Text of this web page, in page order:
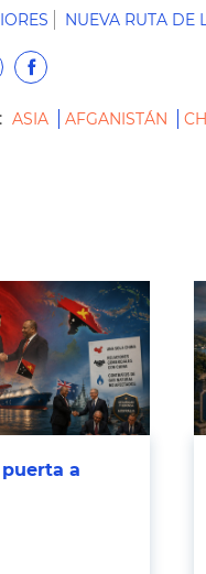
NUEVA RUTA DE
ASIA AFGANISTÁN
a